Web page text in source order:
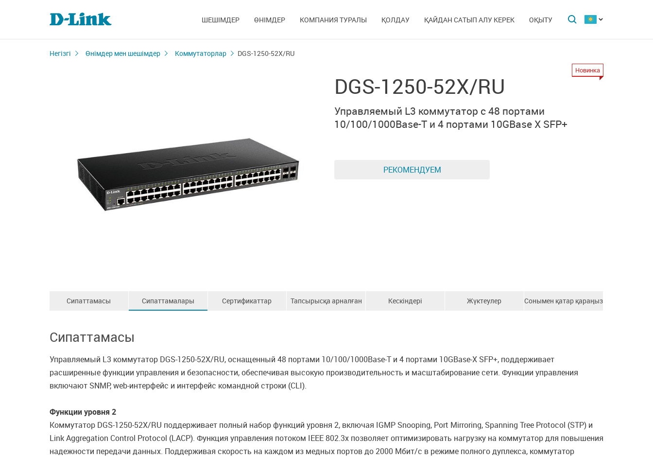
ШЕШІМДЕР ӨНІМДЕР КОМПАНИЯ ТУРАЛЫ ҚОЛДАУ ҚАЙДАН САТЫП АЛУ КЕРЕК ОҚЫТУ
Негізгі Өнімдер мен шешімдер Коммутаторлар DGS-1250-52X/RU
DGS-1250-52X/RU
Новинка
Управляемый L3 коммутатор c 48 портами
10/100/1000Base-T и 4 портами 10GBase X SFP+
РЕКОМЕНДУЕМ
Сипаттамасы Сипаттамалары Сертификаттар Тапсырысқа арналған Кескіндері Жүктеулер Сонымен қатар қараңыз
Сипаттамасы
Управляемый L3 коммутатор DGS-1250-52X/RU, оснащенный 48 портами 10/100/1000Base-T и 4 портами 10GBase-X SFP+, поддерживает
расширенные функции управления и безопасности, обеспечивая высокую производительность и масштабирование сети. Функции управления
включают SNMP, web-интерфейс и интерфейс командной строки (CLI).
Функции уровня 2
Коммутатор DGS-1250-52X/RU поддерживает полный набор функций уровня 2, включая IGMP Snooping, Port Mirroring, Spanning Tree Protocol (STP) и
Link Aggregation Control Protocol (LACP). Функция управления потоком IEEE 802.3x позволяет оптимизировать нагрузку на коммутатор для повышения
надежности передачи данных. Поддерживая скорость на каждом из медных портов до 2000 Мбит/с в режиме полного дуплекса, коммутатор